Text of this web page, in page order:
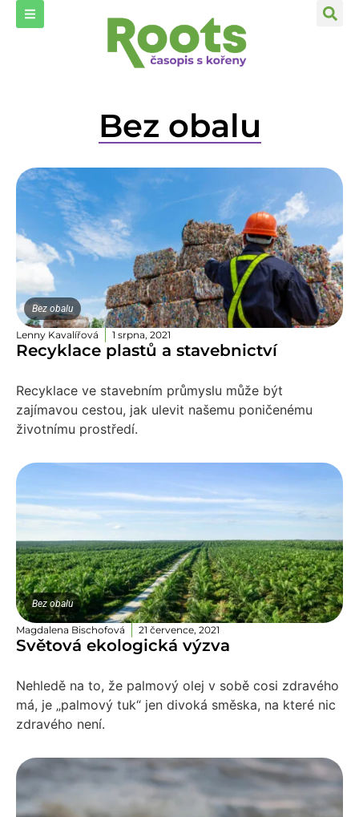
Bez obalu
Bez obalu
Lenny Kavalířová 1 srpna, 2021
Recyklace plastů a stavebnictví
Recyklace ve stavebním průmyslu může být
zajímavou cestou, jak ulevit našemu poničenému
životnímu prostředí.
Bez obalu
Magdalena Bischofová 21 července, 2021
Světová ekologická výzva
Nehledě na to, že palmový olej v sobě cosi zdravého
má, je „palmový tuk“ jen divoká směska, na které nic
zdravého není.